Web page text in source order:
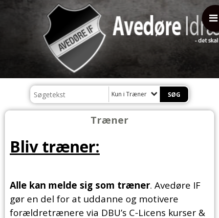
Kun i Træner
Træner
Bliv træner:
Alle kan melde sig som træner. Avedøre IF
gør en del for at uddanne og motivere
forældretrænere via DBU’s C-Licens kurser &